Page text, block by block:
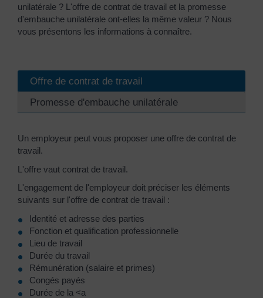
unilatérale ? L'offre de contrat de travail et la promesse
d'embauche unilatérale ont-elles la même valeur ? Nous
vous présentons les informations à connaître.
Offre de contrat de travail
Promesse d'embauche unilatérale
Un employeur peut vous proposer une offre de contrat de
travail.
L'offre vaut contrat de travail.
L'engagement de l'employeur doit préciser les éléments
suivants sur l'offre de contrat de travail :
Identité et adresse des parties
Fonction et qualification professionnelle
Lieu de travail
Durée du travail
Rémunération (salaire et primes)
Congés payés
Durée de la <a